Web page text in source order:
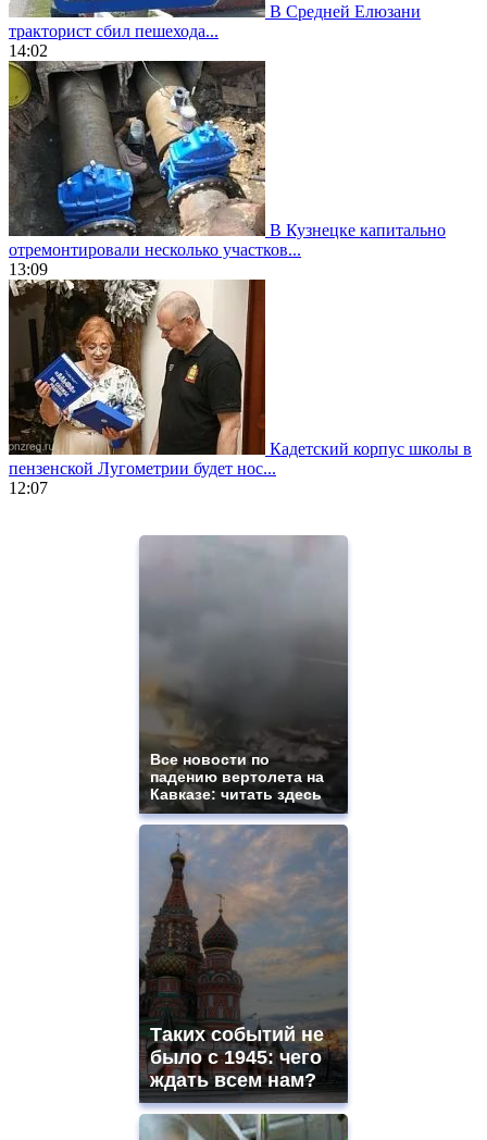
В Средней Елюзани
тракторист сбил пешехода...
14:02
В Кузнецке капитально
отремонтировали несколько участков...
13:09
Кадетский корпус школы в
пензенской Лугометрии будет нос...
12:07
https://www.replicasrelojes.to/
Все новости по
падению вертолета на
Кавказе: читать здесь
Таких событий не
было с 1945: чего
ждать всем нам?